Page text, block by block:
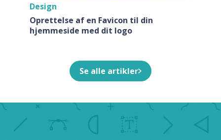
Design
Oprettelse af en Favicon til din
hjemmeside med dit logo
Se alle artikler